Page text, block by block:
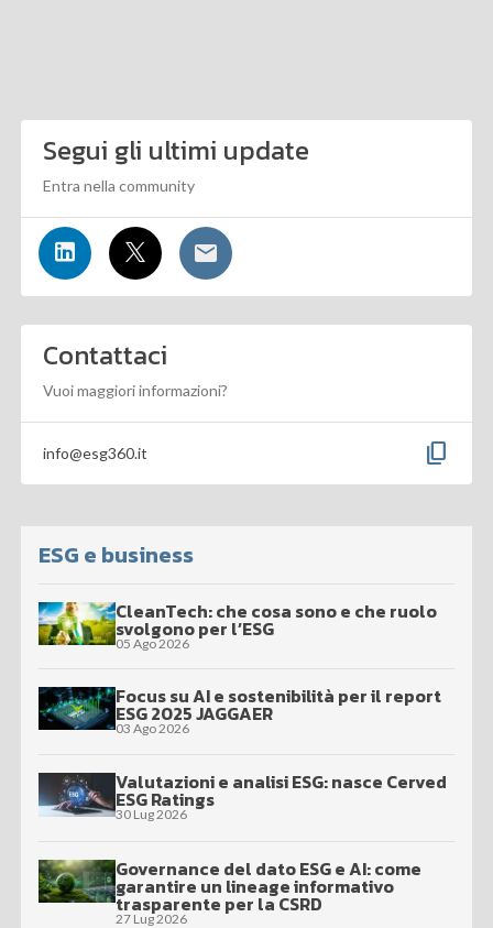
Segui gli ultimi update
Entra nella community
Contattaci
Vuoi maggiori informazioni?
info@esg360.it content_copy
ESG e business
CleanTech: che cosa sono e che ruolo
svolgono per l’ESG
05 Ago 2026
Focus su AI e sostenibilità per il report
ESG 2025 JAGGAER
03 Ago 2026
Valutazioni e analisi ESG: nasce Cerved
ESG Ratings
30 Lug 2026
Governance del dato ESG e AI: come
garantire un lineage informativo
trasparente per la CSRD
27 Lug 2026